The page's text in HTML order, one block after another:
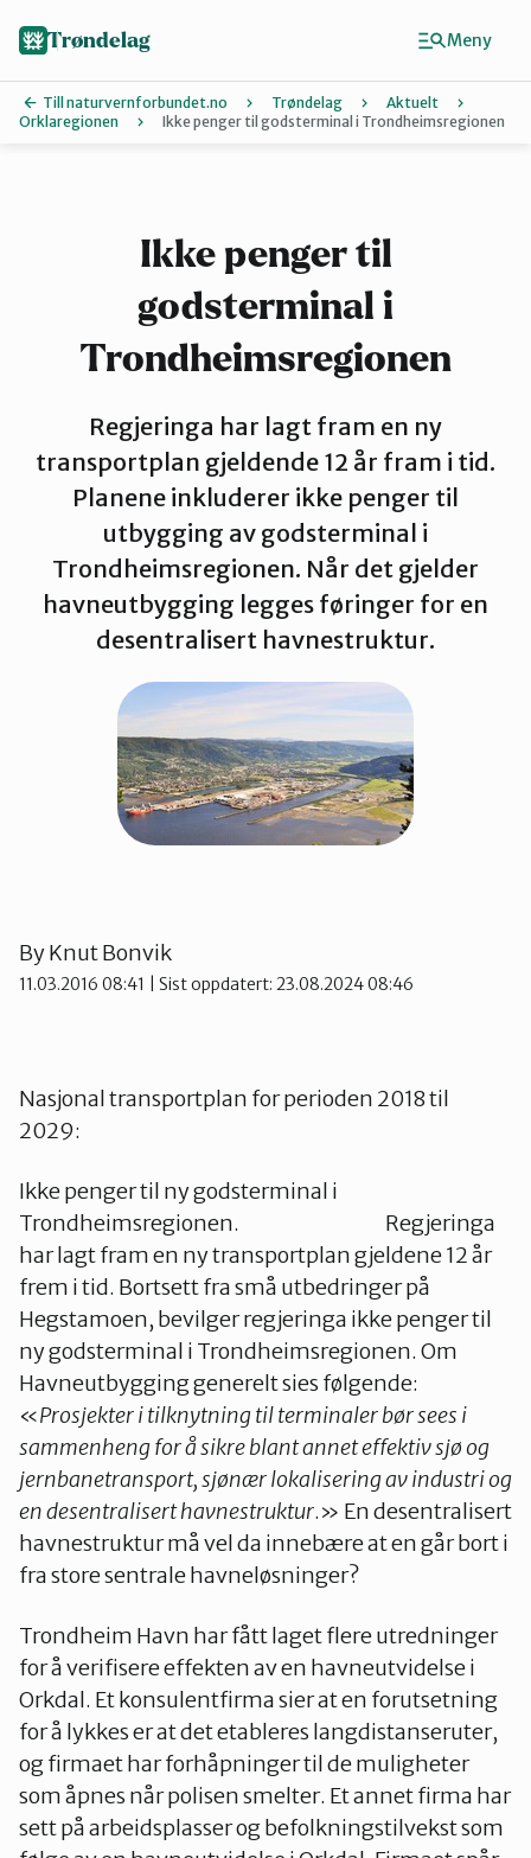
Inderøy
Melhus
Namdalen
Orklaregionen
Røros og Holtålen
Selbu og Tydal
Steinkjer
Trondheim
Trøndelag
Till naturvernforbundet.no Trøndelag
Aktuelt
Orklaregionen
Ikke penger til godsterminal i Trondheimsregionen
Ikke penger til
godsterminal i
Trondheimsregionen
Regjeringa har lagt fram en ny
transportplan gjeldende 12 år fram i tid.
Planene inkluderer ikke penger til
utbygging av godsterminal i
Trondheimsregionen. Når det gjelder
havneutbygging legges føringer for en
desentralisert havnestruktur.
ByKnut Bonvik
11.03.2016 08:41 | Sist oppdatert: 23.08.2024 08:46
Nasjonal transportplan for perioden 2018 til
2029:
Ikke penger til ny godsterminal i
Trondheimsregionen. Regjeringa
har lagt fram en ny transportplan gjeldene 12 år
frem i tid. Bortsett fra små utbedringer på
Hegstamoen, bevilger regjeringa ikke penger til
ny godsterminal i Trondheimsregionen. Om
Havneutbygging generelt sies følgende:
«Prosjekter i tilknytning til terminaler bør sees i
sammenheng for å sikre blant annet effektiv sjø og
jernbanetransport, sjønær lokalisering av industri og
en desentralisert havnestruktur.» En desentralisert
havnestruktur må vel da innebære at en går bort i
fra store sentrale havneløsninger?
Trondheim Havn har fått laget flere utredninger
for å verifisere effekten av en havneutvidelse i
Orkdal. Et konsulentfirma sier at en forutsetning
for å lykkes er at det etableres langdistanseruter,
og firmaet har forhåpninger til de muligheter
som åpnes når polisen smelter. Et annet firma har
sett på arbeidsplasser og befolkningstilvekst som